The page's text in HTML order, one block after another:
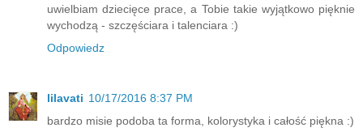
uwielbiam dziecięce prace, a Tobie takie wyjątkowo pięknie
wychodzą - szczęściara i talenciara :)
Odpowiedz
lilavati 10/17/2016 8:37 PM
bardzo misie podoba ta forma, kolorystyka i całość piękna :)